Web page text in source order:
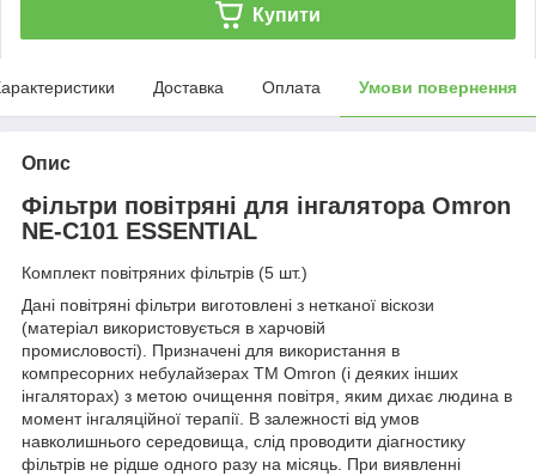
Купити
Доставка Оплата Умови повернення
Опис
Фільтри повітряні для інгалятора Omron
NE-C101 ESSENTIAL
Комплект повітряних фільтрів (5 шт.)
Дані повітряні фільтри виготовлені з нетканої віскози
(матеріал використовується в харчовій
промисловості). Призначені для використання в
компресорних небулайзерах ТМ Omron (і деяких інших
інгаляторах) з метою очищення повітря, яким дихає людина в
момент інгаляційної терапії. В залежності від умов
навколишнього середовища, слід проводити діагностику
фільтрів не рідше одного разу на місяць. При виявленні